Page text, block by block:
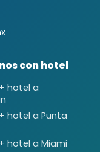
con hotel
hotel a
hotel a Punta
hotel a Miami